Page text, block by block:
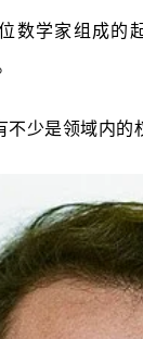
数学家组成
少是领域内的